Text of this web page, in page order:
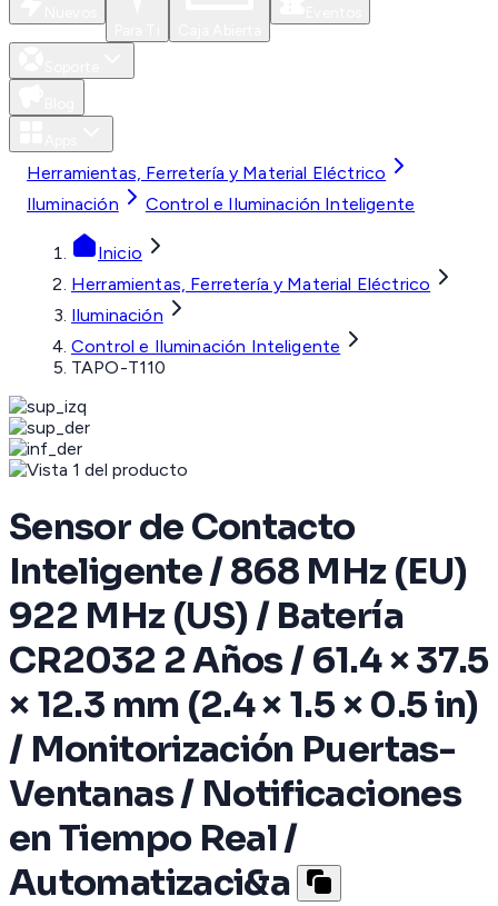
Herramientas, Ferretería y Material Eléctrico
Iluminación
Control e Iluminación Inteligente
Inicio
Herramientas, Ferretería y Material Eléctrico
Iluminación
Control e Iluminación Inteligente
TAPO-T110
Sensor de Contacto
Inteligente / 868 MHz (EU)
922 MHz (US) / Batería
CR2032 2 Años / 61.4 × 37.5
× 12.3 mm (2.4 × 1.5 × 0.5 in)
/ Monitorización Puertas-
Ventanas / Notificaciones
en Tiempo Real /
Automatizaci&a